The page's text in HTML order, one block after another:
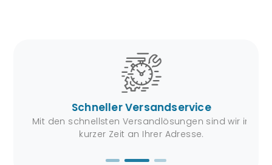
Schneller Versandservice
Mit den schnellsten Versandlösungen sind wir in
kurzer Zeit an Ihrer Adresse.